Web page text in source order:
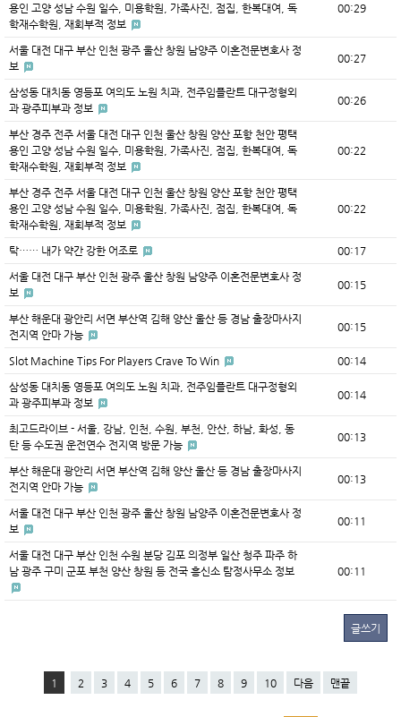
용인 고양 성남 수원 일수, 미용학원, 가족사진, 점집, 한복대여, 독
학재수학원, 재회부적 정보
00:29
서울 대전 대구 부산 인천 광주 울산 창원 남양주 이혼전문변호사 정
보
00:27
삼성동 대치동 영등포 여의도 노원 치과, 전주임플란트 대구정형외
과 광주피부과 정보
00:26
부산 경주 전주 서울 대전 대구 인천 울산 창원 양산 포항 천안 평택
용인 고양 성남 수원 일수, 미용학원, 가족사진, 점집, 한복대여, 독
학재수학원, 재회부적 정보
00:22
부산 경주 전주 서울 대전 대구 인천 울산 창원 양산 포항 천안 평택
용인 고양 성남 수원 일수, 미용학원, 가족사진, 점집, 한복대여, 독
학재수학원, 재회부적 정보
00:22
탁…… 내가 약간 강한 어조로 00:17
서울 대전 대구 부산 인천 광주 울산 창원 남양주 이혼전문변호사 정
보
00:15
부산 해운대 광안리 서면 부산역 김해 양산 울산 등 경남 출장마사지
전지역 안마 가능
00:15
Slot Machine Tips For Players Crave To Win 00:14
삼성동 대치동 영등포 여의도 노원 치과, 전주임플란트 대구정형외
과 광주피부과 정보
00:14
최고드라이브 - 서울, 강남, 인천, 수원, 부천, 안산, 하남, 화성, 동
탄 등 수도권 운전연수 전지역 방문 가능
00:13
부산 해운대 광안리 서면 부산역 김해 양산 울산 등 경남 출장마사지
전지역 안마 가능
00:13
서울 대전 대구 부산 인천 광주 울산 창원 남양주 이혼전문변호사 정
보
00:11
서울 대전 대구 부산 인천 수원 분당 김포 의정부 일산 청주 파주 하
남 광주 구미 군포 부천 양산 창원 등 전국 흥신소 탐정사무소 정보
00:11
글쓰기
1 2 3 4 5 6 7 8 9 10 다음 맨끝